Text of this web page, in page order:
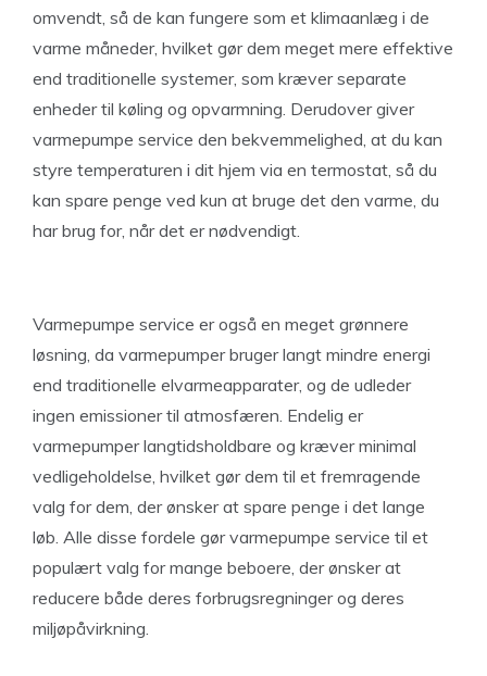
omvendt, så de kan fungere som et klimaanlæg i de
varme måneder, hvilket gør dem meget mere effektive
end traditionelle systemer, som kræver separate
enheder til køling og opvarmning. Derudover giver
varmepumpe service den bekvemmelighed, at du kan
styre temperaturen i dit hjem via en termostat, så du
kan spare penge ved kun at bruge det den varme, du
har brug for, når det er nødvendigt.
Varmepumpe service er også en meget grønnere
løsning, da varmepumper bruger langt mindre energi
end traditionelle elvarmeapparater, og de udleder
ingen emissioner til atmosfæren. Endelig er
varmepumper langtidsholdbare og kræver minimal
vedligeholdelse, hvilket gør dem til et fremragende
valg for dem, der ønsker at spare penge i det lange
løb. Alle disse fordele gør varmepumpe service til et
populært valg for mange beboere, der ønsker at
reducere både deres forbrugsregninger og deres
miljøpåvirkning.